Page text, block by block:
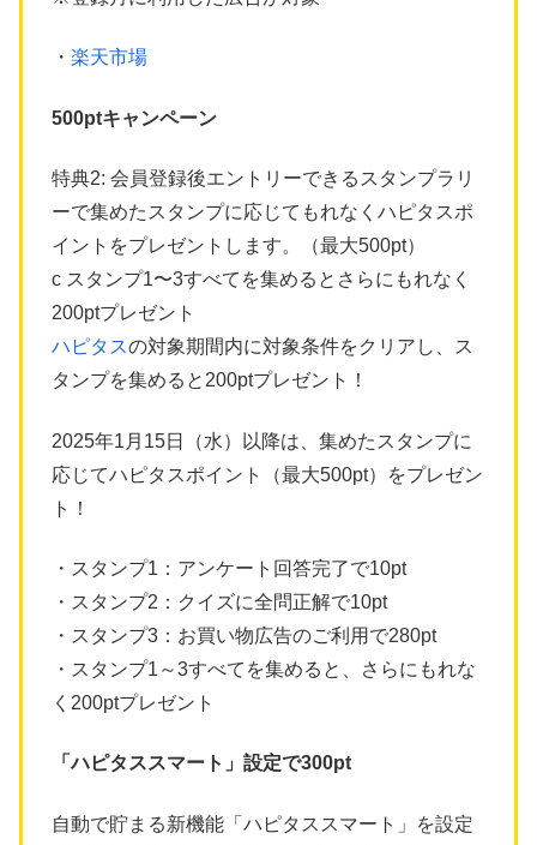
・ 楽天市場
500ptキャンペーン
特典2: 会員登録後エントリーできるスタンプラリ
ーで集めたスタンプに応じてもれなくハピタスポ
イントをプレゼントします。（最大500pt）
c スタンプ1〜3すべてを集めるとさらにもれなく
200ptプレゼント
ハピタスの対象期間内に対象条件をクリアし、ス
タンプを集めると200ptプレゼント！
2025年1月15日（水）以降は、集めたスタンプに
応じてハピタスポイント（最大500pt）をプレゼン
ト！
・スタンプ1：アンケート回答完了で10pt
・スタンプ2：クイズに全問正解で10pt
・スタンプ3：お買い物広告のご利用で280pt
・スタンプ1～3すべてを集めると、さらにもれな
く200ptプレゼント
「ハピタススマート」設定で300pt
自動で貯まる新機能「ハピタススマート」を設定